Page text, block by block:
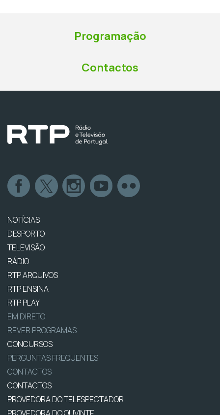
Programação
Contactos
NOTÍCIAS
DESPORTO
TELEVISÃO
RÁDIO
RTP ARQUIVOS
RTP ENSINA
RTP PLAY
EM DIRETO
REVER PROGRAMAS
CONCURSOS
PERGUNTAS FREQUENTES
CONTACTOS
CONTACTOS
PROVEDORA DO TELESPECTADOR